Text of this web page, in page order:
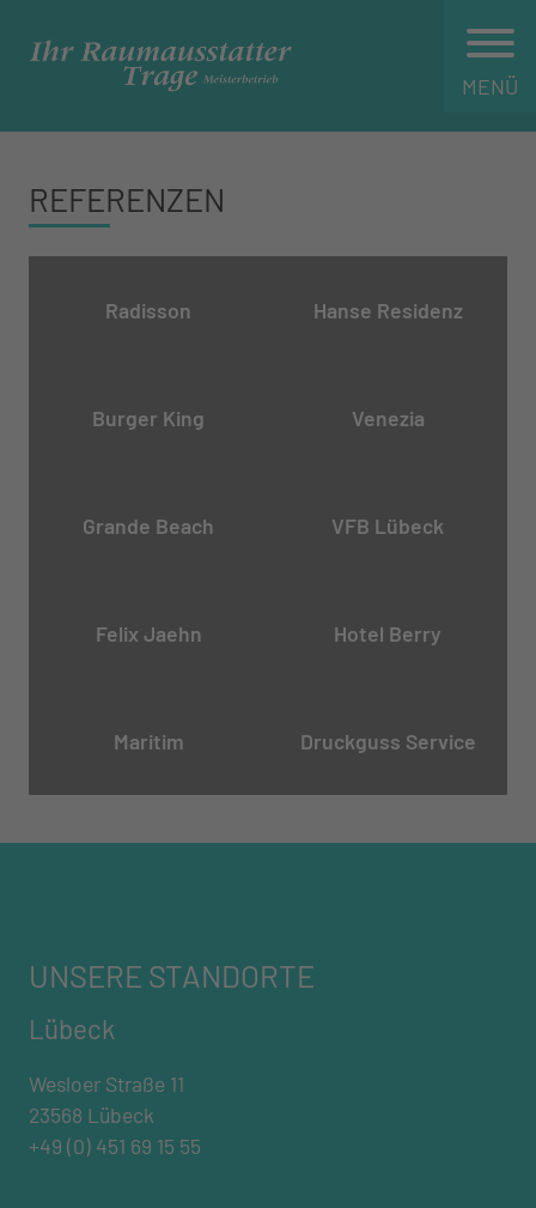
MENÜ
REFERENZEN
Radisson Hanse Residenz
Burger King Venezia
Grande Beach VFB Lübeck
Felix Jaehn Hotel Berry
Maritim Druckguss Service
UNSERE STANDORTE
Lübeck
Wesloer Straße 11
23568 Lübeck
+49 (0) 451 69 15 55